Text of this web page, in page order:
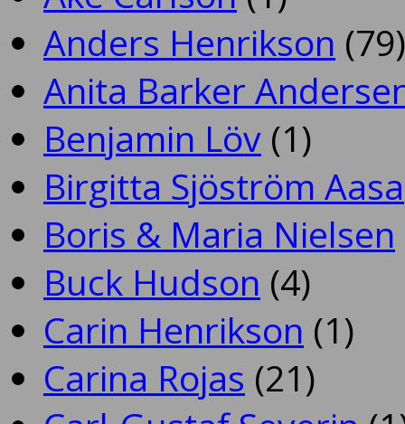
Anders Henrikson (79)
Anita Barker
Benjamin Löv (1)
Birgitta Sjöström Aasa
Boris & Maria Nielsen
Buck Hudson (4)
Carin Henrikson (1)
Carina Rojas (21)